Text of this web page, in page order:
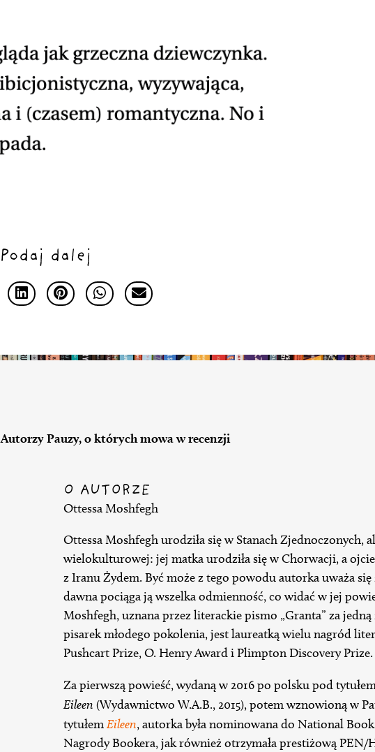
Podaj dalej
Autorzy Pauzy, o których mowa w recenzji
O AUTORZE
Ottessa Moshfegh
Ottessa Moshfegh urodziła się w Stanach Zjednoczonych,
wielokulturowej: jej matka urodziła się w Chorwacji, a
z Iranu Żydem. Być może z tego powodu autorka uważa
dawna pociąga ją wszelka odmienność, co widać w jej
Moshfegh, uznana przez literackie pismo „Granta” za
pisarek młodego pokolenia, jest laureatką wielu nagród
Pushcart Prize, O. Henry Award i Plimpton Discovery Prize.
Za pierwszą powieść, wydaną w 2016 po polsku pod
Eileen (Wydawnictwo W.A.B., 2015), potem wznowioną w
tytułemEileen, autorka była nominowana do National
Nagrody Bookera, jak również otrzymała prestiżową PEN/